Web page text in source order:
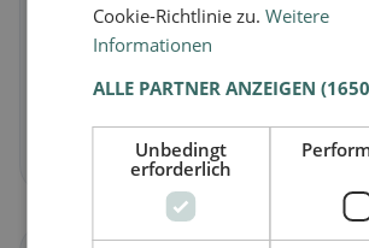
Vegan in Eysins
Jetzt entdecken →
Cookie-Richtlinie zu.Weitere
Informationen
ALLE PARTNER ANZEIGEN
Unbedingt
erforderlich